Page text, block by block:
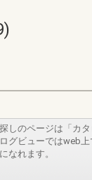
しのページは「カ
グビューではweb
なれます。